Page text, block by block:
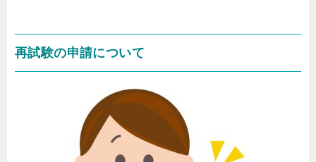
再試験の申請について